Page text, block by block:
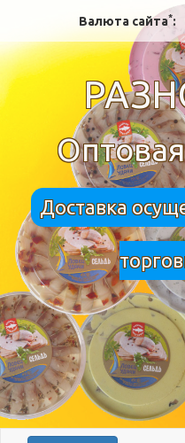
Валюта сайта*:
Доставка